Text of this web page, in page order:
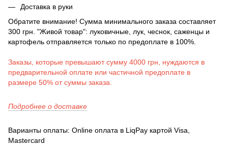
Доставка в руки
Обратите внимание! Сумма минимального заказа составляет
300 грн. "Живой товар": луковичные, лук, чеснок, саженцы и
картофель отправляется только по предоплате в 100%.
Заказы, которые превышают сумму 4000 грн, нуждаются в
предварительной оплате или частичной предоплате в
размере 50% от суммы заказа.
Подробнее о доставке
Варианты оплаты: Online оплата в LiqPay картой Visa,
Mastercard